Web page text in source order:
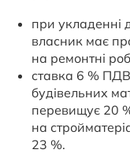
при укладенні
власник має
на ремонтні
ставка 6 %
будівельних
перевищує 20
на
23 %.